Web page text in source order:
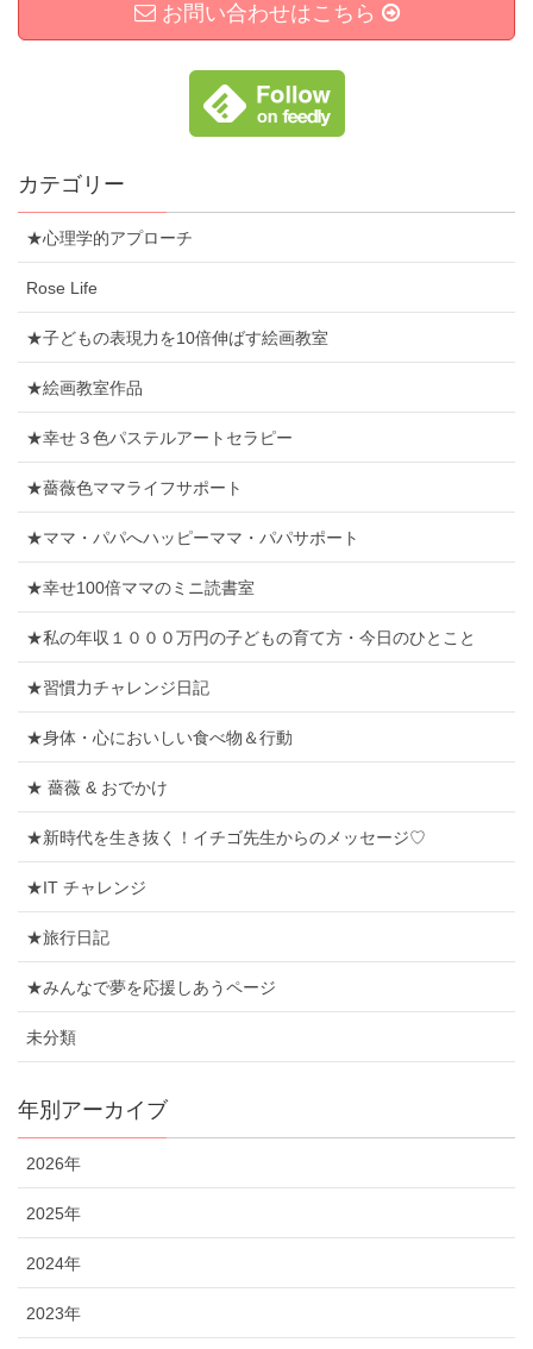
お問い合わせはこちら
カテゴリー
★心理学的アプローチ
Rose Life
★子どもの表現力を10倍伸ばす絵画教室
★絵画教室作品
★幸せ３色パステルアートセラピー
★薔薇色ママライフサポート
★ママ・パパへハッピーママ・パパサポート
★幸せ100倍ママのミニ読書室
★私の年収１０００万円の子どもの育て方・今日のひとこと
★習慣力チャレンジ日記
★身体・心においしい食べ物＆行動
★ 薔薇 & おでかけ
★新時代を生き抜く！イチゴ先生からのメッセージ♡
★IT チャレンジ
★旅行日記
★みんなで夢を応援しあうページ
未分類
年別アーカイブ
2026年
2025年
2024年
2023年